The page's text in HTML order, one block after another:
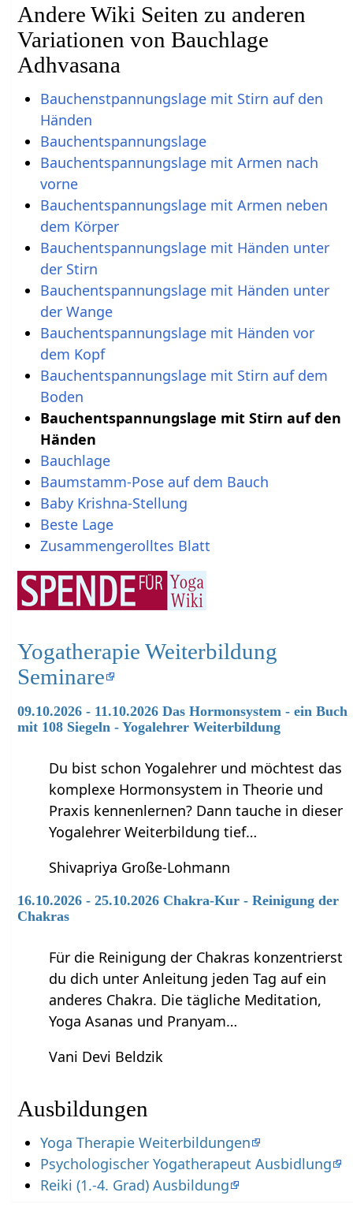
Andere Wiki Seiten zu anderen
Variationen von Bauchlage
Adhvasana
Bauchenstpannungslage mit Stirn auf den
Händen
Bauchentspannungslage
Bauchentspannungslage mit Armen nach
vorne
Bauchentspannungslage mit Armen neben
dem Körper
Bauchentspannungslage mit Händen unter
der Stirn
Bauchentspannungslage mit Händen unter
der Wange
Bauchentspannungslage mit Händen vor
dem Kopf
Bauchentspannungslage mit Stirn auf dem
Boden
Bauchentspannungslage mit Stirn auf den
Händen
Bauchlage
Baumstamm-Pose auf dem Bauch
Baby Krishna-Stellung
Beste Lage
Zusammengerolltes Blatt
Yogatherapie Weiterbildung
Seminare
09.10.2026 - 11.10.2026 Das Hormonsystem - ein Buch
mit 108 Siegeln - Yogalehrer Weiterbildung
Du bist schon Yogalehrer und möchtest das
komplexe Hormonsystem in Theorie und
Praxis kennenlernen? Dann tauche in dieser
Yogalehrer Weiterbildung tief…
Shivapriya Große-Lohmann
16.10.2026 - 25.10.2026 Chakra-Kur - Reinigung der
Chakras
Für die Reinigung der Chakras konzentrierst
du dich unter Anleitung jeden Tag auf ein
anderes Chakra. Die tägliche Meditation,
Yoga Asanas und Pranyam…
Vani Devi Beldzik
Ausbildungen
Yoga Therapie Weiterbildungen
Psychologischer Yogatherapeut Ausbidlung
Reiki (1.-4. Grad) Ausbildung